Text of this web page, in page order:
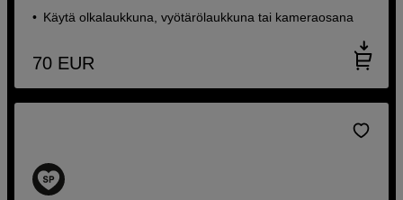
Käytä olkalaukkuna, vyötärölaukkuna tai kameraosana
70 EUR